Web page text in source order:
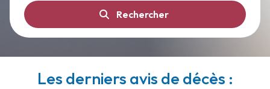
Rechercher
Les derniers avis de décès :